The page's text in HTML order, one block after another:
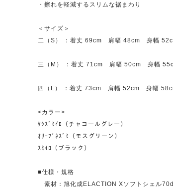
・擦れを軽減するスリムな裾まわり
＜サイズ＞
二（S） ：着丈 69cm 肩幅 48cm 身幅
三（M） ：着丈 71cm 肩幅 50cm 身幅
四（L） ：着丈 73cm 肩幅 52cm 身幅
<カラー>
ｹｼｽﾞﾐｲﾛ（チャコールグレー）
ｵﾘｰﾌﾞﾈｽﾞﾐ（モスグリーン）
ｽﾐｲﾛ（ブラック）
■仕様・規格
素材：旭化成ELACTION Xソフトシェル